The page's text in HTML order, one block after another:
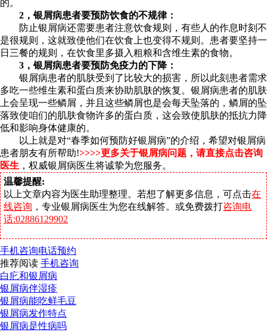
的。
2，银屑病患者要预防饮食的不规律：
防止银屑病还需要患者注意饮食规则，有些人的作息时刻不
是很规则，这就致使他们在饮食上也变得不规则。患者要坚持一
日三餐的规则，在饮食里多摄入粗粮和含维生素的食物。
3，银屑病患者要预防免疫力的下降：
银屑病患者的肌肤受到了比较大的损害，所以此刻患者需求
多吃一些维生素和蛋白质来协助肌肤的恢复。银屑病患者的肌肤
上会呈现一些鳞屑，并且这些鳞屑也是会每天坠落的，鳞屑的坠
落致使咱们的肌肤食物许多的蛋白质，这会致使肌肤的抵抗力降
低和影响身体健康的。
以上就是对“春季如何预防好银屑病”的介绍，希望对银屑病
患者朋友有所帮助!>>>>更多关于银屑病问题，请直接点击咨询
医生 ， 权威银屑病医生将诚挚为您服务。
温馨提醒:
以上文章内容为医生助理整理。若想了解更多信息，可点击在
线咨询 ，专业银屑病医生为您在线解答。或免费拨打咨询电
话:02886129902
手机咨询电话预约
推荐阅读 手机咨询
白疕和银屑病
银屑病伴湿疹
银屑病能吃鲜毛豆
银屑病发作特点
银屑病是性病吗